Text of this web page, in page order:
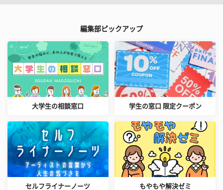
編集部ピックアップ
大学生の相談窓口 学生の窓口 限定クーポン
セルフライナーノーツ もやもや解決ゼミ